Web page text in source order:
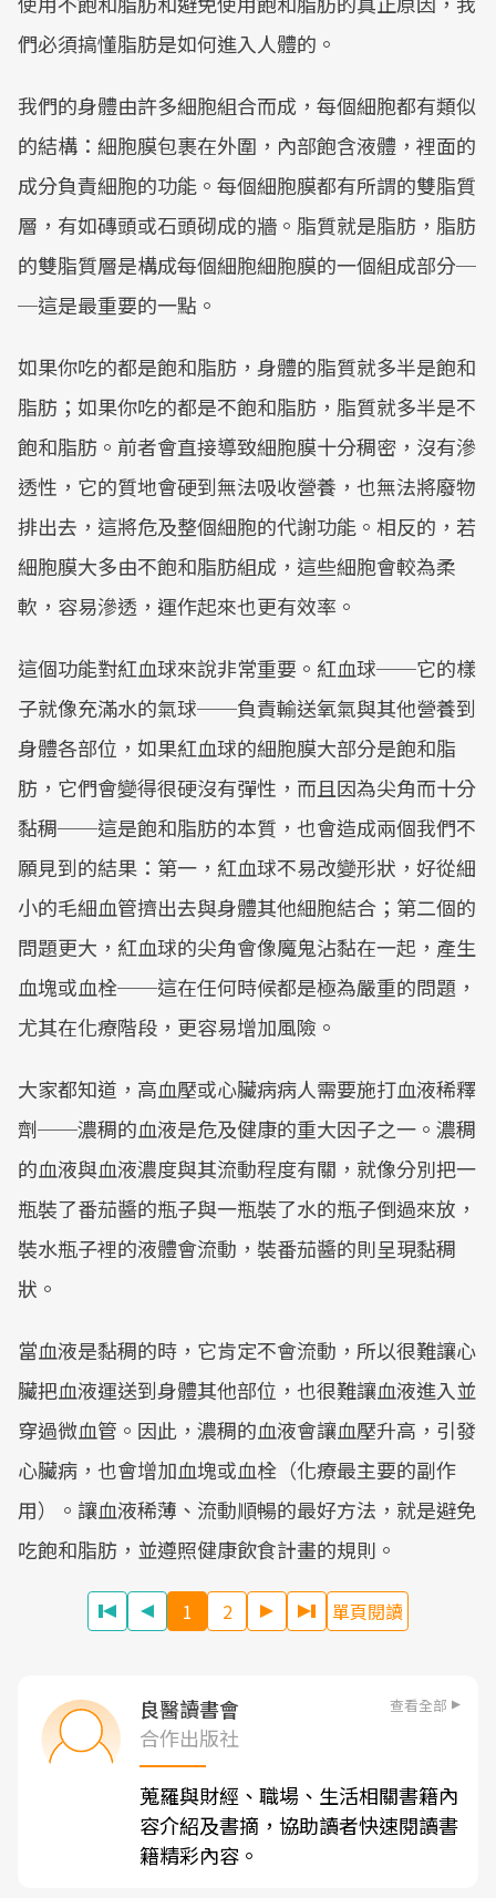
們必須搞懂脂肪是如何進入人體的。
我們的身體由許多細胞組合而成，每個細胞都有類似
的結構：細胞膜包裹在外圍，內部飽含液體，裡面的
成分負責細胞的功能。每個細胞膜都有所謂的雙脂質
層，有如磚頭或石頭砌成的牆。脂質就是脂肪，脂肪
的雙脂質層是構成每個細胞細胞膜的一個組成部分─
─這是最重要的一點。
如果你吃的都是飽和脂肪，身體的脂質就多半是飽和
脂肪；如果你吃的都是不飽和脂肪，脂質就多半是不
飽和脂肪。前者會直接導致細胞膜十分稠密，沒有滲
透性，它的質地會硬到無法吸收營養，也無法將廢物
排出去，這將危及整個細胞的代謝功能。相反的，若
細胞膜大多由不飽和脂肪組成，這些細胞會較為柔
軟，容易滲透，運作起來也更有效率。
這個功能對紅血球來說非常重要。紅血球──它的樣
子就像充滿水的氣球──負責輸送氧氣與其他營養到
身體各部位，如果紅血球的細胞膜大部分是飽和脂
肪，它們會變得很硬沒有彈性，而且因為尖角而十分
黏稠──這是飽和脂肪的本質，也會造成兩個我們不
願見到的結果：第一，紅血球不易改變形狀，好從細
小的毛細血管擠出去與身體其他細胞結合；第二個的
問題更大，紅血球的尖角會像魔鬼沾黏在一起，產生
血塊或血栓──這在任何時候都是極為嚴重的問題，
尤其在化療階段，更容易增加風險。
大家都知道，高血壓或心臟病病人需要施打血液稀釋
劑──濃稠的血液是危及健康的重大因子之一。濃稠
的血液與血液濃度與其流動程度有關，就像分別把一
瓶裝了番茄醬的瓶子與一瓶裝了水的瓶子倒過來放，
裝水瓶子裡的液體會流動，裝番茄醬的則呈現黏稠
狀。
當血液是黏稠的時，它肯定不會流動，所以很難讓心
臟把血液運送到身體其他部位，也很難讓血液進入並
穿過微血管。因此，濃稠的血液會讓血壓升高，引發
心臟病，也會增加血塊或血栓（化療最主要的副作
用）。讓血液稀薄、流動順暢的最好方法，就是避免
吃飽和脂肪，並遵照健康飲食計畫的規則。
1 2 單頁閱讀
良醫讀書會 查看全部
合作出版社
蒐羅與財經、職場、生活相關書籍內
容介紹及書摘，協助讀者快速閱讀書
籍精彩內容。